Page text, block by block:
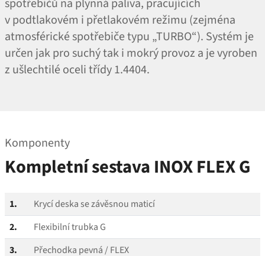
spotřebičů na plynná paliva, pracujících
v podtlakovém i přetlakovém režimu (zejména
atmosférické spotřebiče typu „TURBO“). Systém je
určen jak pro suchý tak i mokrý provoz a je vyroben
z ušlechtilé oceli třídy 1.4404.
Komponenty
Kompletní sestava INOX FLEX G
1.
Krycí deska se závěsnou maticí
2.
Flexibilní trubka G
3.
Přechodka pevná / FLEX